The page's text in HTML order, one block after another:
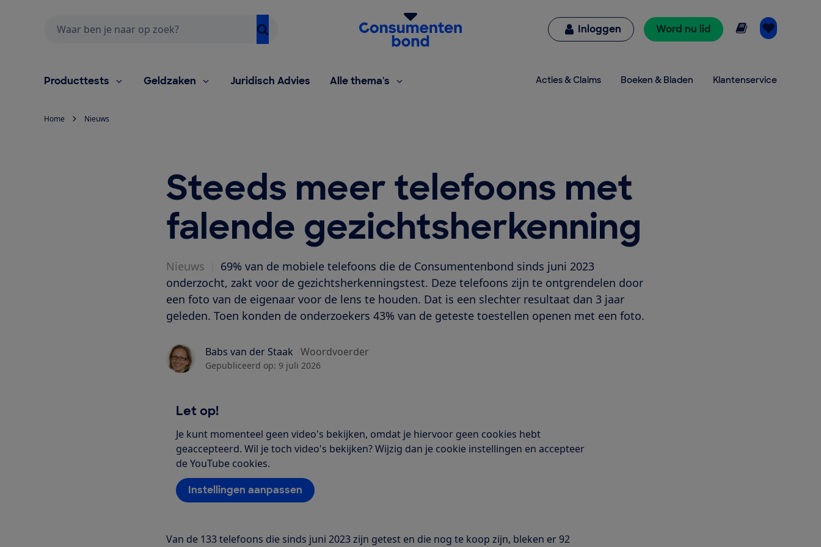
Homepage van de Consumentenbond
Inloggen Word nu lid Online lezen
Producttests Geldzaken Juridisch Advies Alle thema's Acties & Claims Boeken & Bladen Klantenservice
Home Nieuws
Steeds meer telefoons met
falende gezichtsherkenning
Nieuws
69% van de mobiele telefoons die de Consumentenbond sinds juni 2023
onderzocht, zakt voor de gezichtsherkenningstest. Deze telefoons zijn te ontgrendelen door
een foto van de eigenaar voor de lens te houden. Dat is een slechter resultaat dan 3 jaar
geleden. Toen konden de onderzoekers 43% van de geteste toestellen openen met een foto.
Babs van der Staak Woordvoerder
Gepubliceerd op: 9 juli 2026
Let op!
Je kunt momenteel geen video's bekijken, omdat je hiervoor geen cookies hebt
geaccepteerd. Wil je toch video's bekijken? Wijzig dan je cookie instellingen en accepteer
de YouTube cookies.
Instellingen aanpassen
Van de 133 telefoons die sinds juni 2023 zijn getest en die nog te koop zijn, bleken er 92